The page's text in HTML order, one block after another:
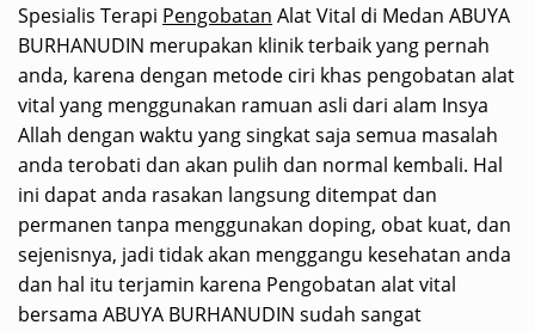
Spesialis Terapi Pengobatan Alat Vital di Medan ABUYA
BURHANUDIN merupakan klinik terbaik yang pernah
anda, karena dengan metode ciri khas pengobatan alat
vital yang menggunakan ramuan asli dari alam Insya
Allah dengan waktu yang singkat saja semua masalah
anda terobati dan akan pulih dan normal kembali. Hal
ini dapat anda rasakan langsung ditempat dan
permanen tanpa menggunakan doping, obat kuat, dan
sejenisnya, jadi tidak akan menggangu kesehatan anda
dan hal itu terjamin karena Pengobatan alat vital
bersama ABUYA BURHANUDIN sudah sangat